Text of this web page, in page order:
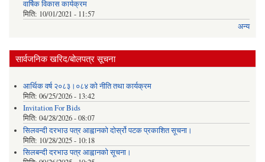
वार्षिक विकास कार्यक्रम
मिति: 10/01/2021 - 11:57
अन्य
सार्वजनिक खरिद/बोलपत्र सूचना
आर्थिक वर्ष २०८३।०८४ को नीति तथा कार्यक्रम
मिति: 06/25/2026 - 13:42
Invitation For Bids
मिति: 04/28/2026 - 08:07
सिलवन्दी दरभाउ पत्र आह्वानको दोर्स्रो पटक प्रकाशित सूचना।
मिति: 10/28/2025 - 10:18
सिलबन्दी दरभाउ पत्र आह्वानको सूचना।